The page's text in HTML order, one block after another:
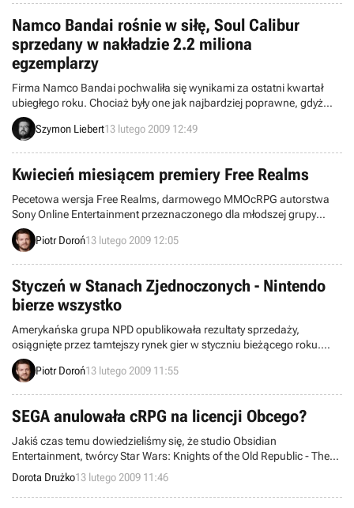
Namco Bandai rośnie w siłę, Soul Calibur
sprzedany w nakładzie 2.2 miliona
egzemplarzy
Firma Namco Bandai pochwaliła się wynikami za ostatni kwartał
ubiegłego roku. Chociaż były one jak najbardziej poprawne, gdyż
odnotowano niezłe zyski, to w skali całego roku obroty spadły.
Przedstawiciele korporacji podali listę najpopularniejszych tytułów,
Publisher.
Szymon Liebert13 lutego 2009 12:49
Kwiecień miesiącem premiery Free Realms
Pecetowa wersja Free Realms, darmowego MMOcRPG autorstwa
Sony Online Entertainment przeznaczonego dla młodszej grupy
graczy, trafi na rynek w kwietniu bieżącego roku. Edycja powstająca
na PlayStation 3 zaliczy swój debiut w późniejszym czasie.
Piotr Doroń13 lutego 2009 12:05
Styczeń w Stanach Zjednoczonych - Nintendo
bierze wszystko
Amerykańska grupa NPD opublikowała rezultaty sprzedaży,
osiągnięte przez tamtejszy rynek gier w styczniu bieżącego roku.
Wynika z nich, że zdecydowanym i niezagrożonym liderem jest
japoński koncern Nintendo.
Piotr Doroń13 lutego 2009 11:55
SEGA anulowała cRPG na licencji Obcego?
Jakiś czas temu dowiedzieliśmy się, że studio Obsidian
Entertainment, twórcy Star Wars: Knights of the Old Republic - The
Sith Lords i Neverwinter Nights 2 przygotowują cRPG osadzone w
uniwersum Obcego dla SEGI. Niezatytuowana jeszcze gra miałaby
ukazać się na pecetach, Xboxie 360 i PS3. Wczoraj jednak serwis
Dorota Drużko13 lutego 2009 11:46